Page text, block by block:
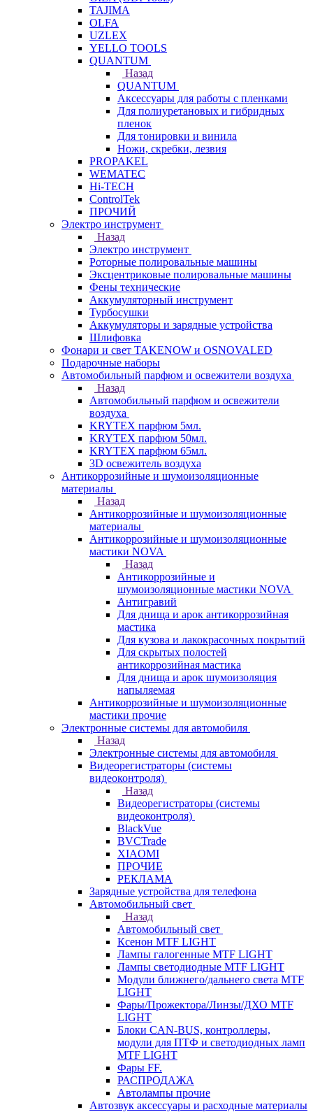
TAJIMA
OLFA
UZLEX
YELLO TOOLS
QUANTUM
Назад
QUANTUM
Аксессуары для работы с пленками
Для полиуретановых и гибридных
пленок
Для тонировки и винила
Ножи, скребки, лезвия
PROPAKEL
WEMATEC
Hi-TECH
ControlTek
ПРОЧИЙ
Электро инструмент
Назад
Электро инструмент
Роторные полировальные машины
Эксцентриковые полировальные машины
Фены технические
Аккумуляторный инструмент
Турбосушки
Аккумуляторы и зарядные устройства
Шлифовка
Фонари и свет TAKENOW и OSNOVALED
Подарочные наборы
Автомобильный парфюм и освежители воздуха
Назад
Автомобильный парфюм и освежители
воздуха
KRYTEX парфюм 5мл.
KRYTEX парфюм 50мл.
KRYTEX парфюм 65мл.
3D освежитель воздуха
Антикоррозийные и шумоизоляционные
материалы
Назад
Антикоррозийные и шумоизоляционные
материалы
Антикоррозийные и шумоизоляционные
мастики NOVA
Назад
Антикоррозийные и
шумоизоляционные мастики NOVA
Антигравий
Для днища и арок антикоррозийная
мастика
Для кузова и лакокрасочных покрытий
Для скрытых полостей
антикоррозийная мастика
Для днища и арок шумоизоляция
напыляемая
Антикоррозийные и шумоизоляционные
мастики прочие
Электронные системы для автомобиля
Назад
Электронные системы для автомобиля
Видеорегистраторы (системы
видеоконтроля)
Назад
Видеорегистраторы (системы
видеоконтроля)
BlackVue
BVCTrade
XIAOMI
ПРОЧИЕ
РЕКЛАМА
Зарядные устройства для телефона
Автомобильный свет
Назад
Автомобильный свет
Ксенон MTF LIGHT
Лампы галогенные MTF LIGHT
Лампы светодиодные MTF LIGHT
Модули ближнего/дальнего света MTF
LIGHT
Фары/Прожектора/Линзы/ДХО MTF
LIGHT
Блоки CAN-BUS, контроллеры,
модули для ПТФ и светодиодных ламп
MTF LIGHT
Фары FF.
РАСПРОДАЖА
Автолампы прочие
Автозвук аксессуары и расходные материалы